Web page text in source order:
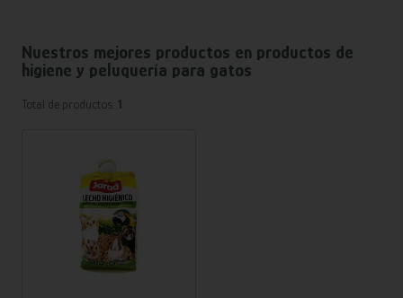
Nuestros mejores productos en productos de
higiene y peluquería para gatos
Total de productos: 1